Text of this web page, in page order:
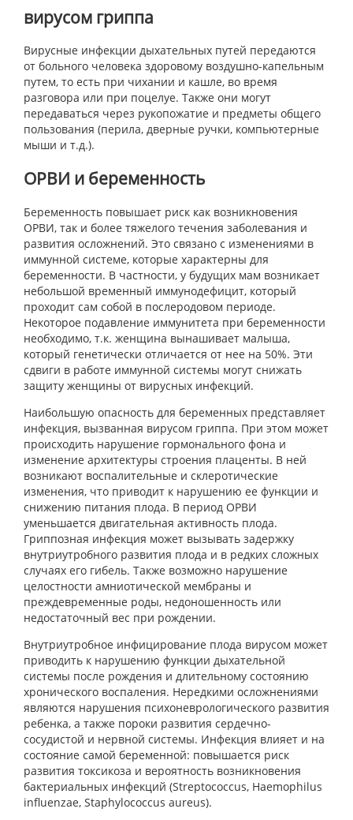
вирусом гриппа
Вирусные инфекции дыхательных путей передаются
от больного человека здоровому воздушно-капельным
путем, то есть при чихании и кашле, во время
разговора или при поцелуе. Также они могут
передаваться через рукопожатие и предметы общего
пользования (перила, дверные ручки, компьютерные
мыши и т.д.).
ОРВИ и беременность
Беременность повышает риск как возникновения
ОРВИ, так и более тяжелого течения заболевания и
развития осложнений. Это связано с изменениями в
иммунной системе, которые характерны для
беременности. В частности, у будущих мам возникает
небольшой временный иммунодефицит, который
проходит сам собой в послеродовом периоде.
Некоторое подавление иммунитета при беременности
необходимо, т.к. женщина вынашивает малыша,
который генетически отличается от нее на 50%. Эти
сдвиги в работе иммунной системы могут снижать
защиту женщины от вирусных инфекций.
Наибольшую опасность для беременных представляет
инфекция, вызванная вирусом гриппа. При этом может
происходить нарушение гормонального фона и
изменение архитектуры строения плаценты. В ней
возникают воспалительные и склеротические
изменения, что приводит к нарушению ее функции и
снижению питания плода. В период ОРВИ
уменьшается двигательная активность плода.
Гриппозная инфекция может вызывать задержку
внутриутробного развития плода и в редких сложных
случаях его гибель. Также возможно нарушение
целостности амниотической мембраны и
преждевременные роды, недоношенность или
недостаточный вес при рождении.
Внутриутробное инфицирование плода вирусом может
приводить к нарушению функции дыхательной
системы после рождения и длительному состоянию
хронического воспаления. Нередкими осложнениями
являются нарушения психоневрологического развития
ребенка, а также пороки развития сердечно-
сосудистой и нервной системы. Инфекция влияет и на
состояние самой беременной: повышается риск
развития токсикоза и вероятность возникновения
бактериальных инфекций (Streptococcus, Haemophilus
influenzae, Staphylococcus aureus).